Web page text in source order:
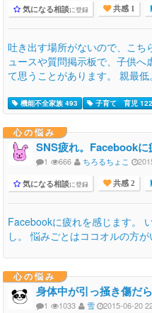
気になる相談に登録 共感 1
吐き出す場所がないので、こち
ュースや質問掲示板で、子供
て思うことがあります。 親最低
機能不全家族 493 子育て 育児 122
心の悩み
SNS疲れ。Facebookに
1 666 ちろるちょこ
気になる相談に登録 共感 2
Facebookに疲れを感じます。
し。 悩みごとはココオルの方が
心の悩み
身体中が引っ掻き傷だ
1 1033 雪 2015-06-20